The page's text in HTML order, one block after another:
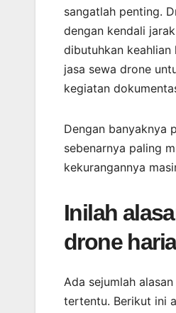
sangatlah penting.
dengan kendali
dibutuhkan keahlian
jasa sewa drone
kegiatan
Dengan banyaknya
sebenarnya paling
kekurangannya
Inilah
drone
Ada sejumlah
tertentu. Berikut ini